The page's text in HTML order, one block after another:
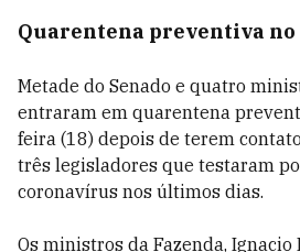
Quarentena preventiva no
Metade do Senado e quatro
entraram em quarentena
feira (18) depois de terem
três legisladores que testaram
coronavírus nos últimos dias.
Os ministros da Fazenda,